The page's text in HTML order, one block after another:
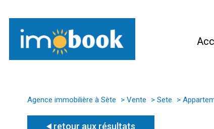
Agence immobilière à Sète Vente Sete
retour aux résultats